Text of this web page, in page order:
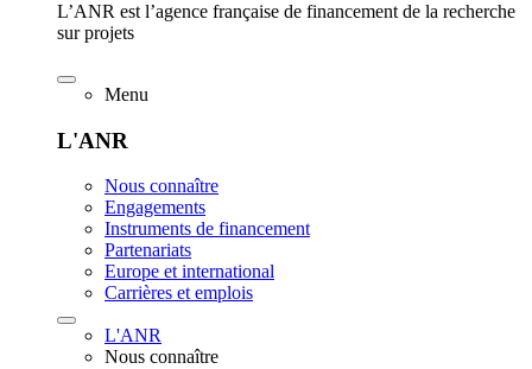
L’ANR est l’agence française de financement de la recherche
sur projets
Menu
L'ANR
Nous connaître
Engagements
Instruments de financement
Partenariats
Europe et international
Carrières et emplois
L'ANR
Nous connaître